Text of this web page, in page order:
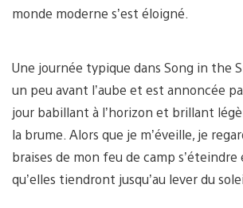
monde moderne s’est éloigné.
Une journée typique dans Song in the
un peu avant l’aube et est annoncée
jour babillant à l’horizon et brillant
la brume. Alors que je m’éveille, je
braises de mon feu de camp s’éteindre
qu’elles tiendront jusqu’au lever du